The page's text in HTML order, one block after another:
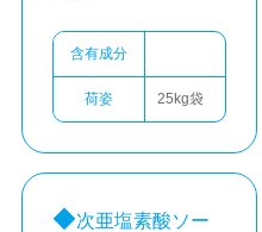
含有成分
荷姿 25kg袋
次亜塩素酸ソー